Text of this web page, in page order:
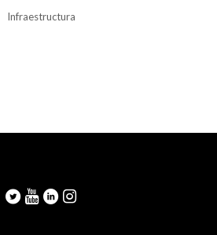
Infraestructura